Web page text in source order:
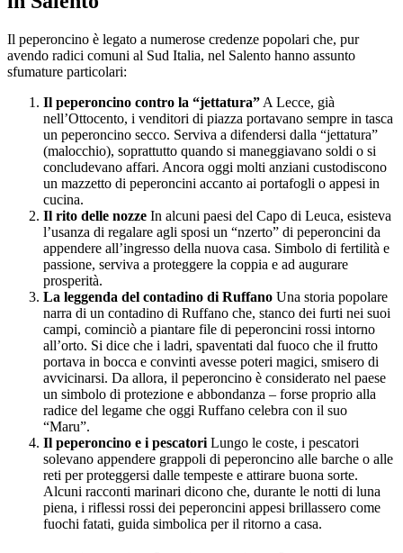
Il peperoncino è legato a numerose credenze popolari che, pur
avendo radici comuni al Sud Italia, nel Salento hanno assunto
sfumature particolari:
Il peperoncino contro la “jettatura” A Lecce, già
nell’Ottocento, i venditori di piazza portavano sempre in tasca
un peperoncino secco. Serviva a difendersi dalla “jettatura”
(malocchio), soprattutto quando si maneggiavano soldi o si
concludevano affari. Ancora oggi molti anziani custodiscono
un mazzetto di peperoncini accanto ai portafogli o appesi in
cucina.
Il rito delle nozze In alcuni paesi del Capo di Leuca, esisteva
l’usanza di regalare agli sposi un “nzerto” di peperoncini da
appendere all’ingresso della nuova casa. Simbolo di fertilità e
passione, serviva a proteggere la coppia e ad augurare
prosperità.
La leggenda del contadino di Ruffano Una storia popolare
narra di un contadino di Ruffano che, stanco dei furti nei suoi
campi, cominciò a piantare file di peperoncini rossi intorno
all’orto. Si dice che i ladri, spaventati dal fuoco che il frutto
portava in bocca e convinti avesse poteri magici, smisero di
avvicinarsi. Da allora, il peperoncino è considerato nel paese
un simbolo di protezione e abbondanza – forse proprio alla
radice del legame che oggi Ruffano celebra con il suo
“Maru”.
Il peperoncino e i pescatori Lungo le coste, i pescatori
solevano appendere grappoli di peperoncino alle barche o alle
reti per proteggersi dalle tempeste e attirare buona sorte.
Alcuni racconti marinari dicono che, durante le notti di luna
piena, i riflessi rossi dei peperoncini appesi brillassero come
fuochi fatati, guida simbolica per il ritorno a casa.